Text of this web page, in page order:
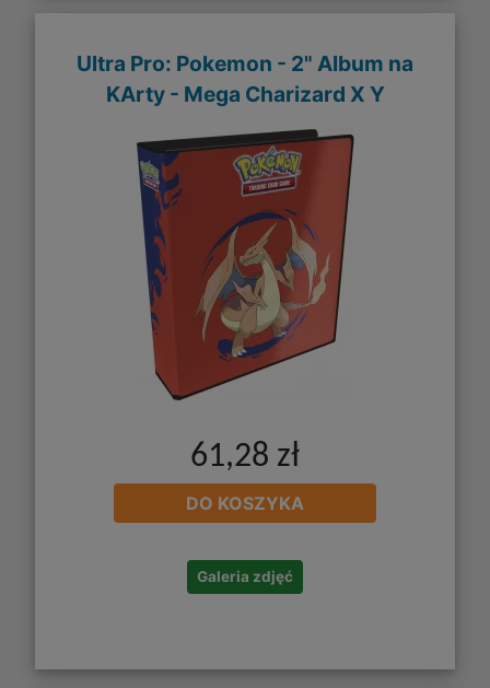
Ultra Pro: Pokemon - 2" Album na
KArty - Mega Charizard X Y
61,28 zł
DO KOSZYKA
Galeria zdjęć